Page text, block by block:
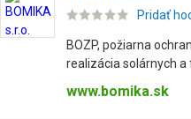
Pridať
BOZP, požiarna
realizácia solárnych
www.bomika.sk